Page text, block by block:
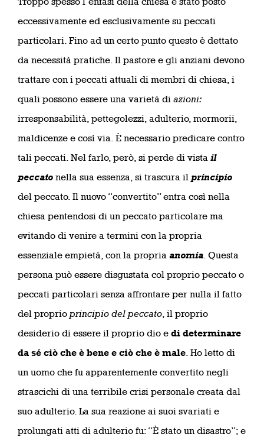
eccessivamente ed esclusivamente su peccati
particolari. Fino ad un certo punto questo è dettato
da necessità pratiche. Il pastore e gli anziani devono
trattare con i peccati attuali di membri di chiesa, i
quali possono essere una varietà di azioni:
irresponsabilità, pettegolezzi, adulterio, mormorii,
maldicenze e così via. È necessario predicare contro
tali peccati. Nel farlo, però, si perde di vista il
peccato nella sua essenza, si trascura il principio
del peccato. Il nuovo “convertito” entra così nella
chiesa pentendosi di un peccato particolare ma
evitando di venire a termini con la propria
essenziale empietà, con la propria anomia. Questa
persona può essere disgustata col proprio peccato o
peccati particolari senza affrontare per nulla il fatto
del proprio principio del peccato, il proprio
desiderio di essere il proprio dio e di determinare
da sé ciò che è bene e ciò che è male. Ho letto di
un uomo che fu apparentemente convertito negli
strascichi di una terribile crisi personale creata dal
suo adulterio. La sua reazione ai suoi svariati e
prolungati atti di adulterio fu: “È stato un disastro”; e